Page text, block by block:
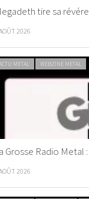
tire sa
2026
METAL WEBZINE METAL
Grosse Radio Metal
2026